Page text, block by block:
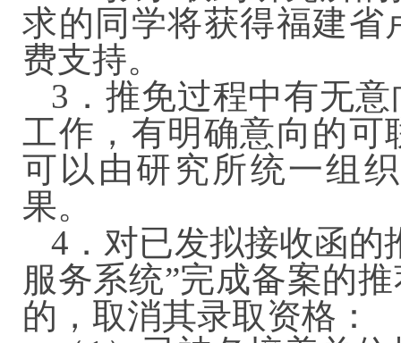
求的同学将获得福建省
费支持。
3．推免过程中有无
工作，有明确意向的可
可以由研究所统一组
果。
4．对已发拟接收函的
服务系统”完成备案的
的，取消其录取资格